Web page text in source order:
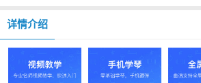
详情介绍